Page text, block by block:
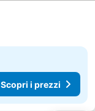
Scopri i prezzi